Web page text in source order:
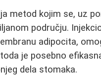
metod kojim se, uz
području.
adipocita,
je posebno
dela stomaka.